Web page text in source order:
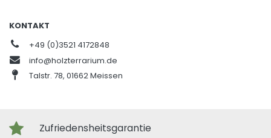
KONTAKT
+49 (0)3521 4172848
info@holzterrarium.de
Talstr. 78, 01662 Meissen
Zufriedensheitsgarantie